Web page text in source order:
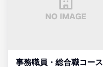
事務職員・総合職コース